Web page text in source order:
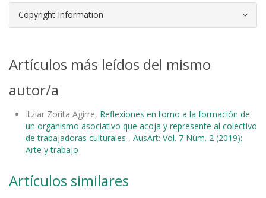
Copyright Information
Artículos más leídos del mismo
autor/a
Itziar Zorita Agirre, Reflexiones en torno a la formación de
un organismo asociativo que acoja y represente al colectivo
de trabajadoras culturales , AusArt: Vol. 7 Núm. 2 (2019):
Arte y trabajo
Artículos similares